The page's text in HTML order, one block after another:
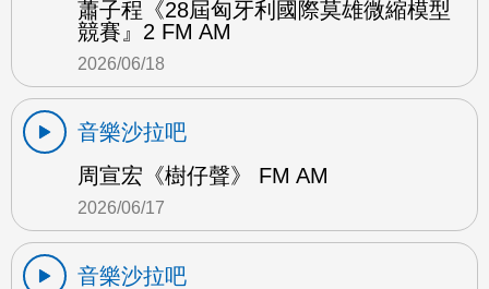
蕭子程《28屆匈牙利國際莫雄微縮模型
競賽』2 FM AM
2026/06/18
音樂沙拉吧
周宣宏《樹仔聲》 FM AM
2026/06/17
音樂沙拉吧